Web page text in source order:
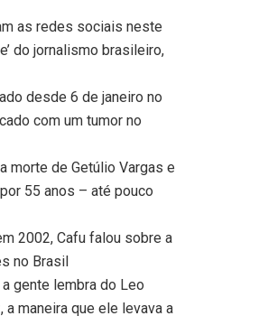
as redes sociais neste
do jornalismo brasileiro,
desde 6 de janeiro no
com um tumor no
morte de Getúlio Vargas e
55 anos – até pouco
2002, Cafu falou sobre a
no Brasil
gente lembra do Leo
maneira que ele levava a